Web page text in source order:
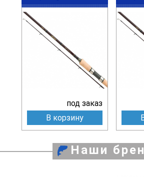
под заказ
В корзину
Наши